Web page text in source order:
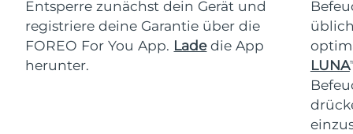
Entsperre zunächst dein Gerät und
registriere deine Garantie über die
FOREO For You App. Ladedie App
herunter.
LUNA